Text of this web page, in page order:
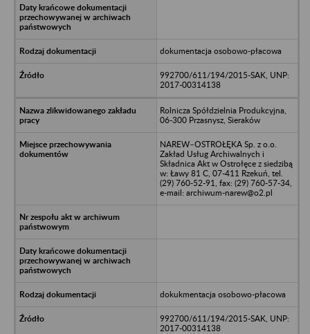
dokumentacja osobowo-płacowa
992700/611/194/2015-SAK, UNP:
2017-00314138
Rolnicza Spółdzielnia Produkcyjna,
06-300 Przasnysz, Sieraków
NAREW–OSTROŁĘKA Sp. z o.o.
Zakład Usług Archiwalnych i
Składnica Akt w Ostrołęce z siedzibą
w: Ławy 81 C, 07-411 Rzekuń, tel.
(29) 760-52-91, fax: (29) 760-57-34,
e-mail: archiwum-narew@o2.pl
dokukmentacja osobowo-płacowa
992700/611/194/2015-SAK, UNP:
2017-00314138